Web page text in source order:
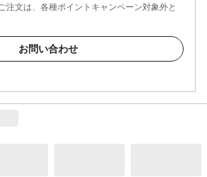
注文は、各種ポイントキャンペーン対象外と
お問い合わせ